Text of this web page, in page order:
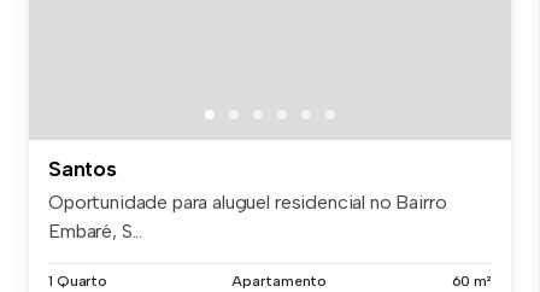
Santos
Oportunidade para aluguel residencial no Bairro
Embaré, S...
1 Quarto Apartamento 60 m²